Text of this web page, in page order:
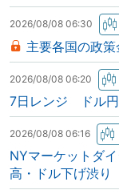
2026/08/08 06:30
主要各国の政
2026/08/08 06:20
7日レンジ ドル
2026/08/08 06:16
NYマーケットダ
高・ドル下げ渋り